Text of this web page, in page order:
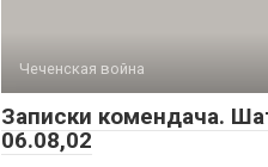
Чеченская война
Записки комендача.
06.08,02